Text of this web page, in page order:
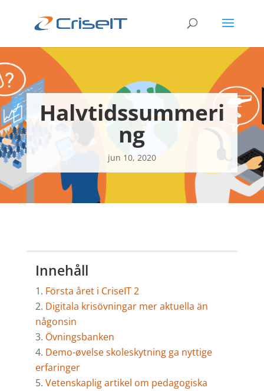
Halvtidssummeri
ng
jun 10, 2020
Innehåll
Första året i CriseIT 2
Digitala krisövningar mer aktuella än
någonsin
Övningsbanken
Demo-øvelse skoleskytning ga nyttige
erfaringer
Vetenskaplig artikel om pedagogiska